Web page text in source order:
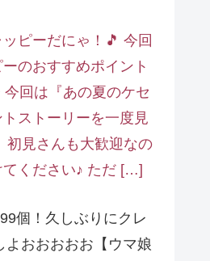
ピーだにゃ！🎵 今回
のおすすめポイント
今回は『あの夏のケセ
ストーリーを一度見
初見さんも大歓迎なの
てください♪ ただ […]
個！久しぶりにクレ
よおおおおお【ウマ娘